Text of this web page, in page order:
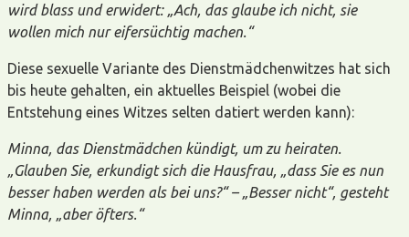
wird blass und erwidert: „Ach, das glaube ich nicht, sie
wollen mich nur eifersüchtig machen.“
Diese sexuelle Variante des Dienstmädchenwitzes hat sich
bis heute gehalten, ein aktuelles Beispiel (wobei die
Entstehung eines Witzes selten datiert werden kann):
Minna, das Dienstmädchen kündigt, um zu heiraten.
„Glauben Sie, erkundigt sich die Hausfrau, „dass Sie es nun
besser haben werden als bei uns?“ – „Besser nicht“, gesteht
Minna, „aber öfters.“